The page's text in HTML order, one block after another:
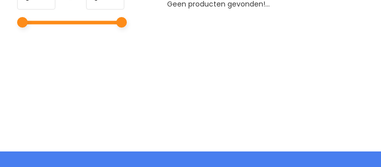
Geen producten gevonden!...